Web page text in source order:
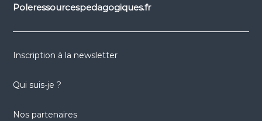
Poleressourcespedagogiques.fr
Inscription à la newsletter
Qui suis-je ?
Nos partenaires